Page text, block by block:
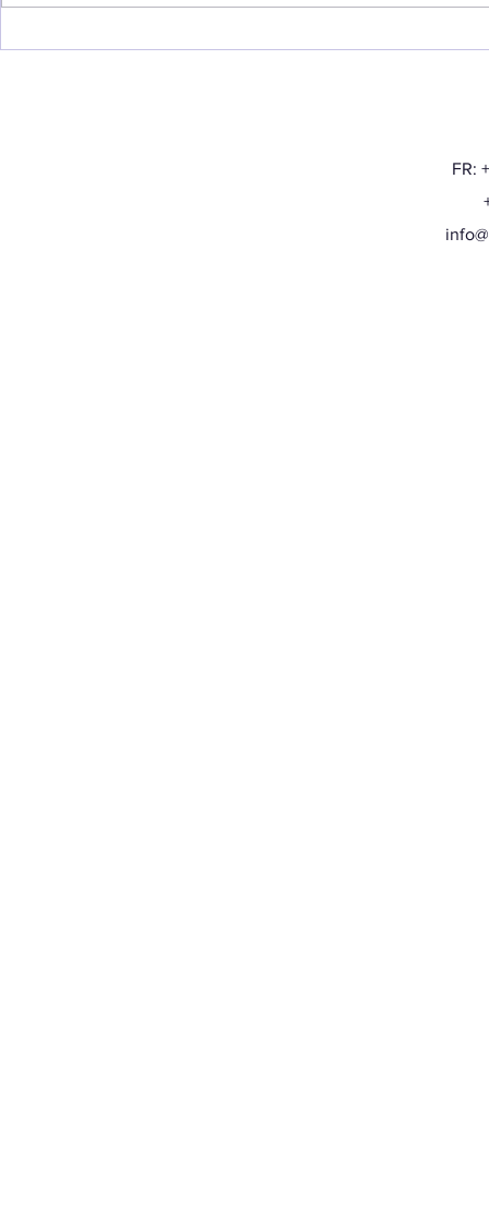
Vitalis HN rejoint son
FR: